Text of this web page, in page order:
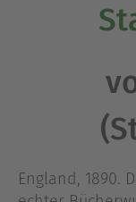
England, 1890.